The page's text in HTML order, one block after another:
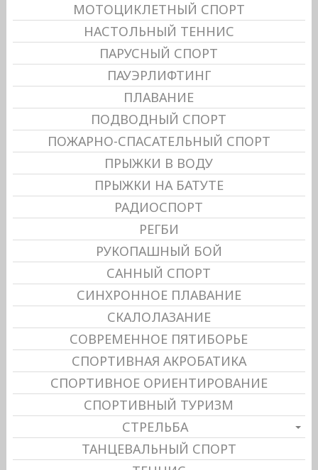
МОТОЦИКЛЕТНЫЙ СПОРТ
НАСТОЛЬНЫЙ ТЕННИС
ПАРУСНЫЙ СПОРТ
ПАУЭРЛИФТИНГ
ПЛАВАНИЕ
ПОДВОДНЫЙ СПОРТ
ПОЖАРНО-СПАСАТЕЛЬНЫЙ СПОРТ
ПРЫЖКИ В ВОДУ
ПРЫЖКИ НА БАТУТЕ
РАДИОСПОРТ
РЕГБИ
РУКОПАШНЫЙ БОЙ
САННЫЙ СПОРТ
СИНХРОННОЕ ПЛАВАНИЕ
СКАЛОЛАЗАНИЕ
СОВРЕМЕННОЕ ПЯТИБОРЬЕ
СПОРТИВНАЯ АКРОБАТИКА
СПОРТИВНОЕ ОРИЕНТИРОВАНИЕ
СПОРТИВНЫЙ ТУРИЗМ
СТРЕЛЬБА
ТАНЦЕВАЛЬНЫЙ СПОРТ